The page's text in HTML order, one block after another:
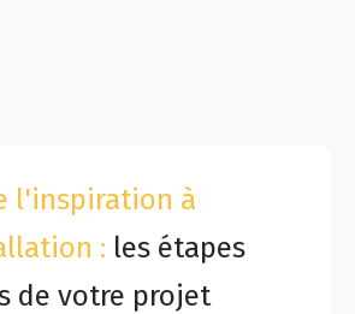
l'inspiration à
: les étapes
de votre projet